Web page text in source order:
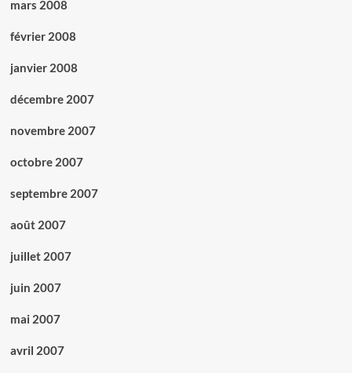
mars 2008
février 2008
janvier 2008
décembre 2007
novembre 2007
octobre 2007
septembre 2007
août 2007
juillet 2007
juin 2007
mai 2007
avril 2007